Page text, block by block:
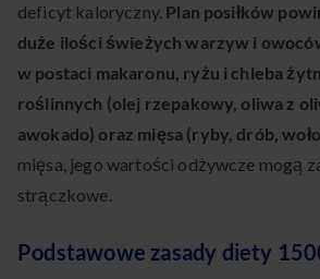
deficyt kaloryczny. Plan posiłków
duże ilości świeżych warzyw i
w postaci makaronu, ryżu i chleba
roślinnych (olej rzepakowy, oliwa z
awokado) oraz mięsa (ryby, drób,
mięsa, jego wartości odżywcze mogą
strączkowe.
Podstawowe zasady diety